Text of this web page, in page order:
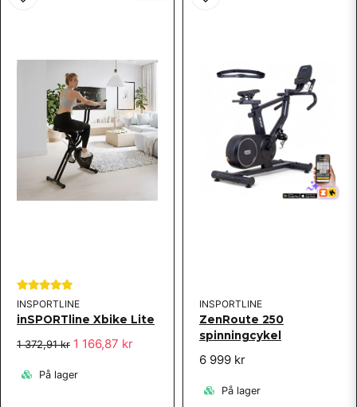
INSPORTLINE
inSPORTline Xbike Lite
1 372,91 kr 1 166,87 kr
På lager
INSPORTLINE
ZenRoute 250
spinningcykel
6 999 kr
På lager